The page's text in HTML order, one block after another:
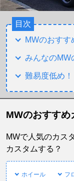
目次
MWのおすす
みんなのMW
難易度低め
MWのおすすめ
MWで人気のカス
カスタムする？
ホイール フ